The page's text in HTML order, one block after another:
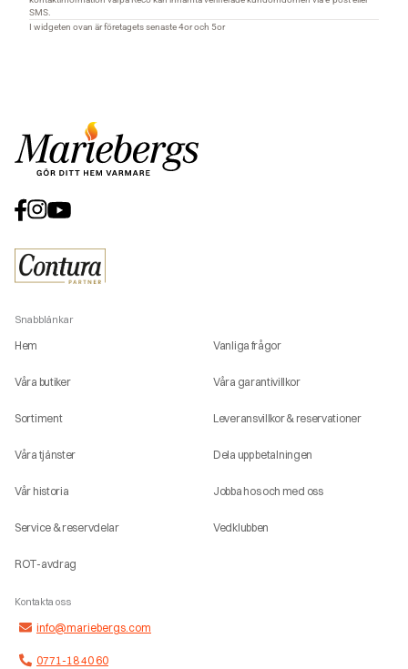
Snabblänkar
Hem
Våra butiker
Sortiment
Våra tjänster
Vår historia
Service & reservdelar
ROT-avdrag
Vanliga frågor
Våra garantivillkor
Leveransvillkor & reservationer
Dela upp betalningen
Jobba hos och med oss
Vedklubben
Kontakta oss
info@mariebergs.com
0771-18 40 60